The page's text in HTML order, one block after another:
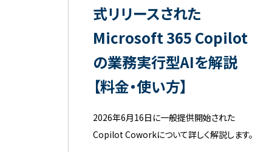
式リリースされた
Microsoft 365 Copilot
の業務実行型AIを解説
【料金・使い方】
2026年6月16日に一般提供開始された
Copilot Coworkについて詳しく解説します。